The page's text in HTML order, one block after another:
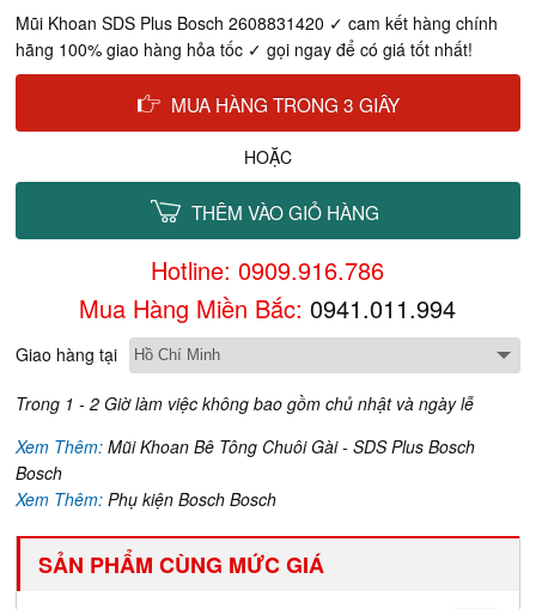
Mũi Khoan SDS Plus Bosch 2608831420 ✓ cam kết hàng chính
hãng 100% giao hàng hỏa tốc ✓ gọi ngay để có giá tốt nhất!
MUA HÀNG TRONG 3 GIÂY
HOẶC
THÊM VÀO GIỎ HÀNG
Hotline: 0909.916.786
Mua Hàng Miền Bắc: 0941.011.994
Giao hàng tại
Trong 1 - 2 Giờ làm việc không bao gồm chủ nhật và ngày lễ
Xem Thêm:Mũi Khoan Bê Tông Chuôi Gài - SDS Plus Bosch
Bosch
Xem Thêm:Phụ kiện Bosch Bosch
SẢN PHẨM CÙNG MỨC GIÁ